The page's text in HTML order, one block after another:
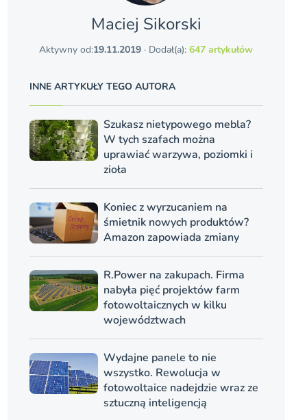
Maciej Sikorski
Aktywny od:19.11.2019 · Dodał(a):647 artykułów
INNE ARTYKUŁY TEGO AUTORA
Szukasz nietypowego mebla?
W tych szafach można
uprawiać warzywa, poziomki i
zioła
Koniec z wyrzucaniem na
śmietnik nowych produktów?
Amazon zapowiada zmiany
R.Power na zakupach. Firma
nabyła pięć projektów farm
fotowoltaicznych w kilku
województwach
Wydajne panele to nie
wszystko. Rewolucja w
fotowoltaice nadejdzie wraz ze
sztuczną inteligencją